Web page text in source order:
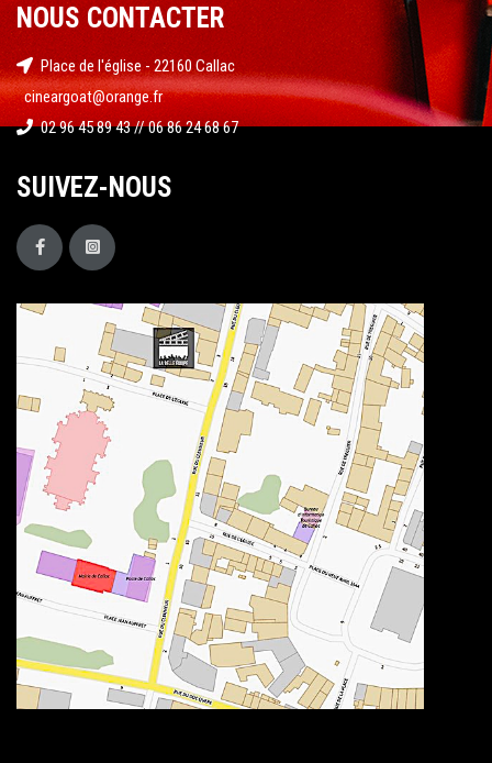
NOUS CONTACTER
Place de l'église - 22160 Callac
cineargoat@orange.fr
02 96 45 89 43 // 06 86 24 68 67
SUIVEZ-NOUS